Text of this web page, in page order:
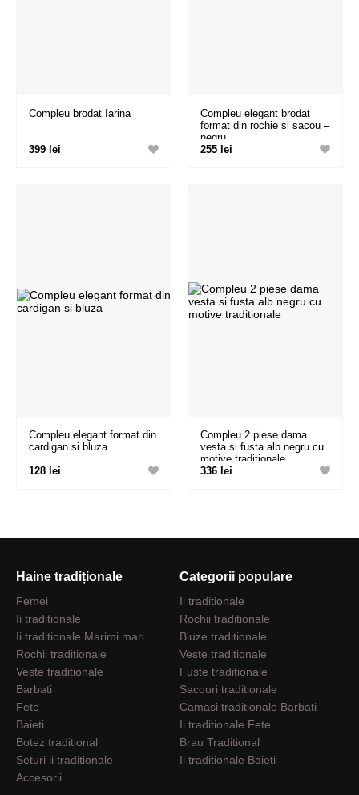
Compleu brodat Iarina
399 lei
Compleu elegant brodat
format din rochie si sacou –
negru
255 lei
Compleu elegant format din
cardigan si bluza
128 lei
Compleu 2 piese dama
vesta si fusta alb negru cu
motive traditionale
336 lei
Haine tradiționale
Femei
Ii traditionale
Ii traditionale Marimi mari
Rochii traditionale
Veste traditionale
Barbati
Fete
Baieti
Botez traditional
Seturi ii traditionale
Accesorii
Categorii populare
Ii traditionale
Rochii traditionale
Bluze traditionale
Veste traditionale
Fuste traditionale
Sacouri traditionale
Camasi traditionale Barbati
Ii traditionale Fete
Brau Traditional
Ii traditionale Baieti